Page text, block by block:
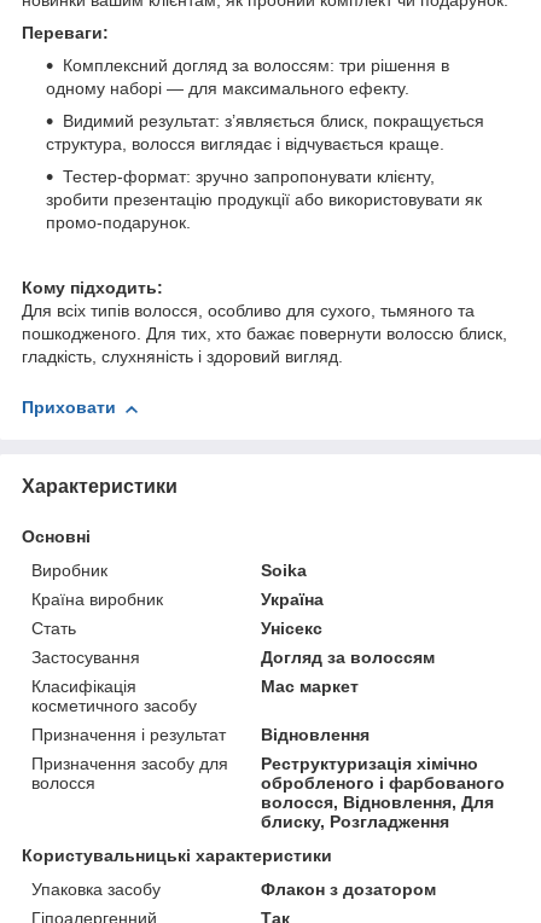
Переваги:
Комплексний догляд за волоссям: три рішення в
одному наборі — для максимального ефекту.
Видимий результат: з’являється блиск, покращується
структура, волосся виглядає і відчувається краще.
Тестер-формат: зручно запропонувати клієнту,
зробити презентацію продукції або використовувати як
промо-подарунок.
Кому підходить:
Для всіх типів волосся, особливо для сухого, тьмяного та
пошкодженого. Для тих, хто бажає повернути волоссю блиск,
гладкість, слухняність і здоровий вигляд.
Приховати
Характеристики
Основні
Виробник
Soika
Країна виробник
Україна
Стать
Унісекс
Застосування
Догляд за волоссям
Класифікація
косметичного засобу
Мас маркет
Призначення і результат
Відновлення
Призначення засобу для
волосся
Реструктуризація хімічно
обробленого і фарбованого
волосся, Відновлення, Для
блиску, Розгладження
Користувальницькі характеристики
Упаковка засобу
Флакон з дозатором
Гіпоалергенний
Так